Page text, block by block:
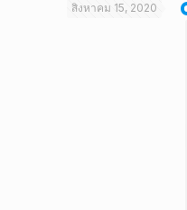
สิงหาคม 15, 2020